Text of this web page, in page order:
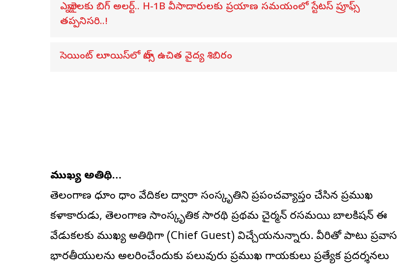
ఎన్నారైలకు బిగ్ అలర్ట్.. H-1B వీసాదారులకు ప్రయాణ సమయంలో స్టేటస్ ప్రూఫ్స్
తప్పనిసరి..!
సెయింట్ లూయిస్‌లో నాట్స్ ఉచిత వైద్య శిబిరం
ముఖ్య అతిథి…
తెలంగాణ ధూం ధాం వేదికల ద్వారా సంస్కృతిని ప్రపంచవ్యాప్తం చేసిన ప్రముఖ
కళాకారుడు, తెలంగాణ సాంస్కృతిక సారథి ప్రథమ చైర్మన్ రసమయి బాలకిషన్ ఈ
వేడుకలకు ముఖ్య అతిథిగా (Chief Guest) విచ్చేయనున్నారు. వీరితో పాటు ప్రవాస
భారతీయులను అలరించేందుకు పలువురు ప్రముఖ గాయకులు ప్రత్యేక ప్రదర్శనలు